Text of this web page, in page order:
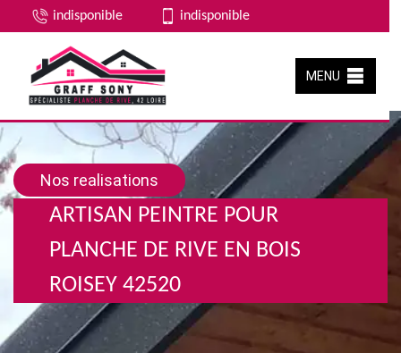
indisponible indisponible
MENU
Nos realisations
ARTISAN PEINTRE POUR
PLANCHE DE RIVE EN BOIS
ROISEY 42520